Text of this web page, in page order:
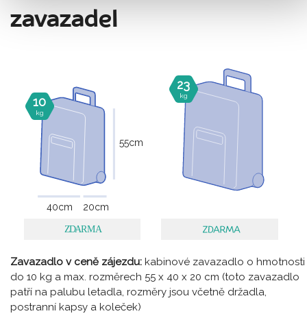
zavazadel
10
kg
55cm
40cm 20cm
23
kg
Zavazadlo v ceně zájezdu: kabinové zavazadlo o hmotnosti
do 10 kg a max. rozměrech 55 x 40 x 20 cm (toto zavazadlo
patří na palubu letadla, rozměry jsou včetně držadla,
postranní kapsy a koleček)